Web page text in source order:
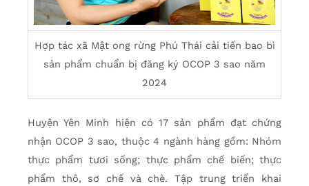
Hợp tác xã Mật ong rừng Phú Thái cải tiến bao bì
sản phẩm chuẩn bị đăng ký OCOP 3 sao năm
2024
Huyện Yên Minh hiện có 17 sản phẩm đạt chứng
nhận OCOP 3 sao, thuộc 4 ngành hàng gồm: Nhóm
thực phẩm tươi sống; thực phẩm chế biến; thực
phẩm thô, sơ chế và chè. Tập trung triển khai